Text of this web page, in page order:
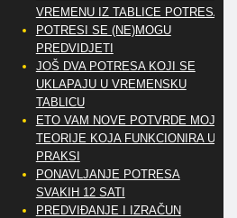
VREMENU IZ TABLICE POTRESA
POTRESI SE (NE)MOGU
PREDVIDJETI
JOŠ DVA POTRESA KOJI SE
UKLAPAJU U VREMENSKU
TABLICU
ETO VAM NOVE POTVRDE MOJE
TEORIJE KOJA FUNKCIONIRA U
PRAKSI
PONAVLJANJE POTRESA
SVAKIH 12 SATI
PREDVIĐANJE I IZRAČUN